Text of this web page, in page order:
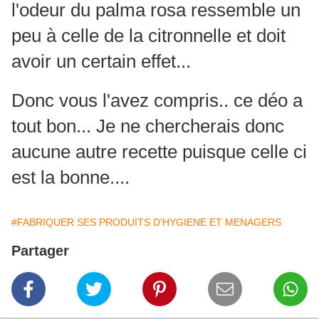
l'odeur du palma rosa ressemble un
peu à celle de la citronnelle et doit
avoir un certain effet...
Donc vous l'avez compris.. ce déo a
tout bon... Je ne chercherais donc
aucune autre recette puisque celle ci
est la bonne....
#FABRIQUER SES PRODUITS D'HYGIENE ET MENAGERS
Partager